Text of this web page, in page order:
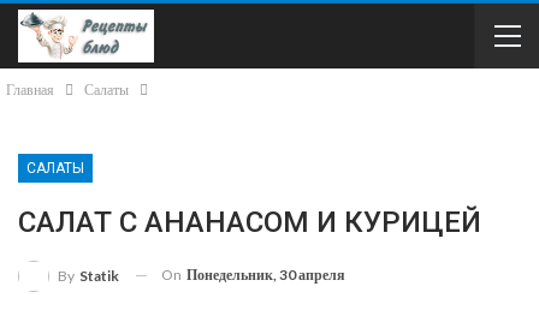
Главная Салаты
САЛАТЫ
САЛАТ С АНАНАСОМ И КУРИЦЕЙ
By Statik On Понедельник, 30 апреля